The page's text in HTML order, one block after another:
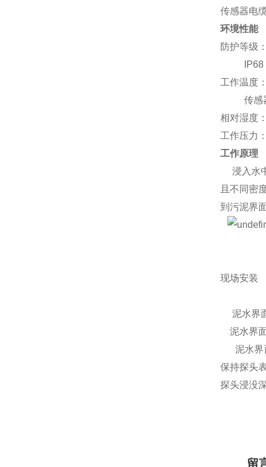
传感器电
环境性能
防护等级
IP68 (
工作温度
传感器
相对湿度
工作压力
工作原理
浸入水
且不同密
到污泥界
现场安装
泥水界
泥水界
泥水界
保持探头
探头浸没
留